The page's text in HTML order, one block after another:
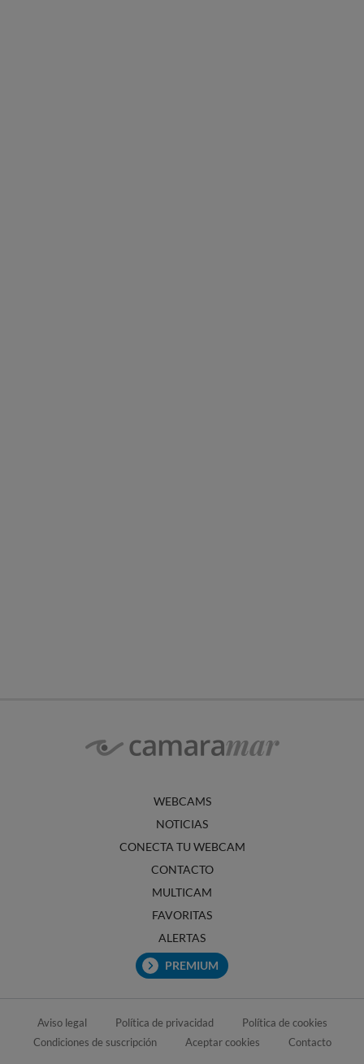
WEBCAMS
NOTICIAS
CONECTA TU WEBCAM
CONTACTO
MULTICAM
FAVORITAS
ALERTAS
PREMIUM
Aviso legal Política de privacidad
Política de cookies
Condiciones de suscripción
Aceptar cookies Contacto